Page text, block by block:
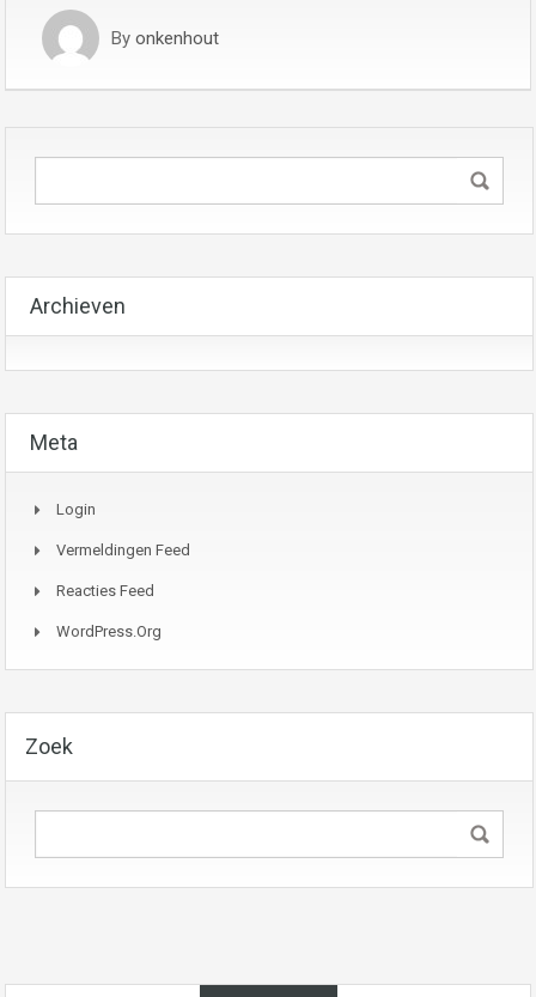
By onkenhout
Archieven
Meta
Login
Vermeldingen Feed
Reacties Feed
WordPress.org
Zoek